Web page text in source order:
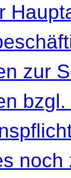
zur
noch